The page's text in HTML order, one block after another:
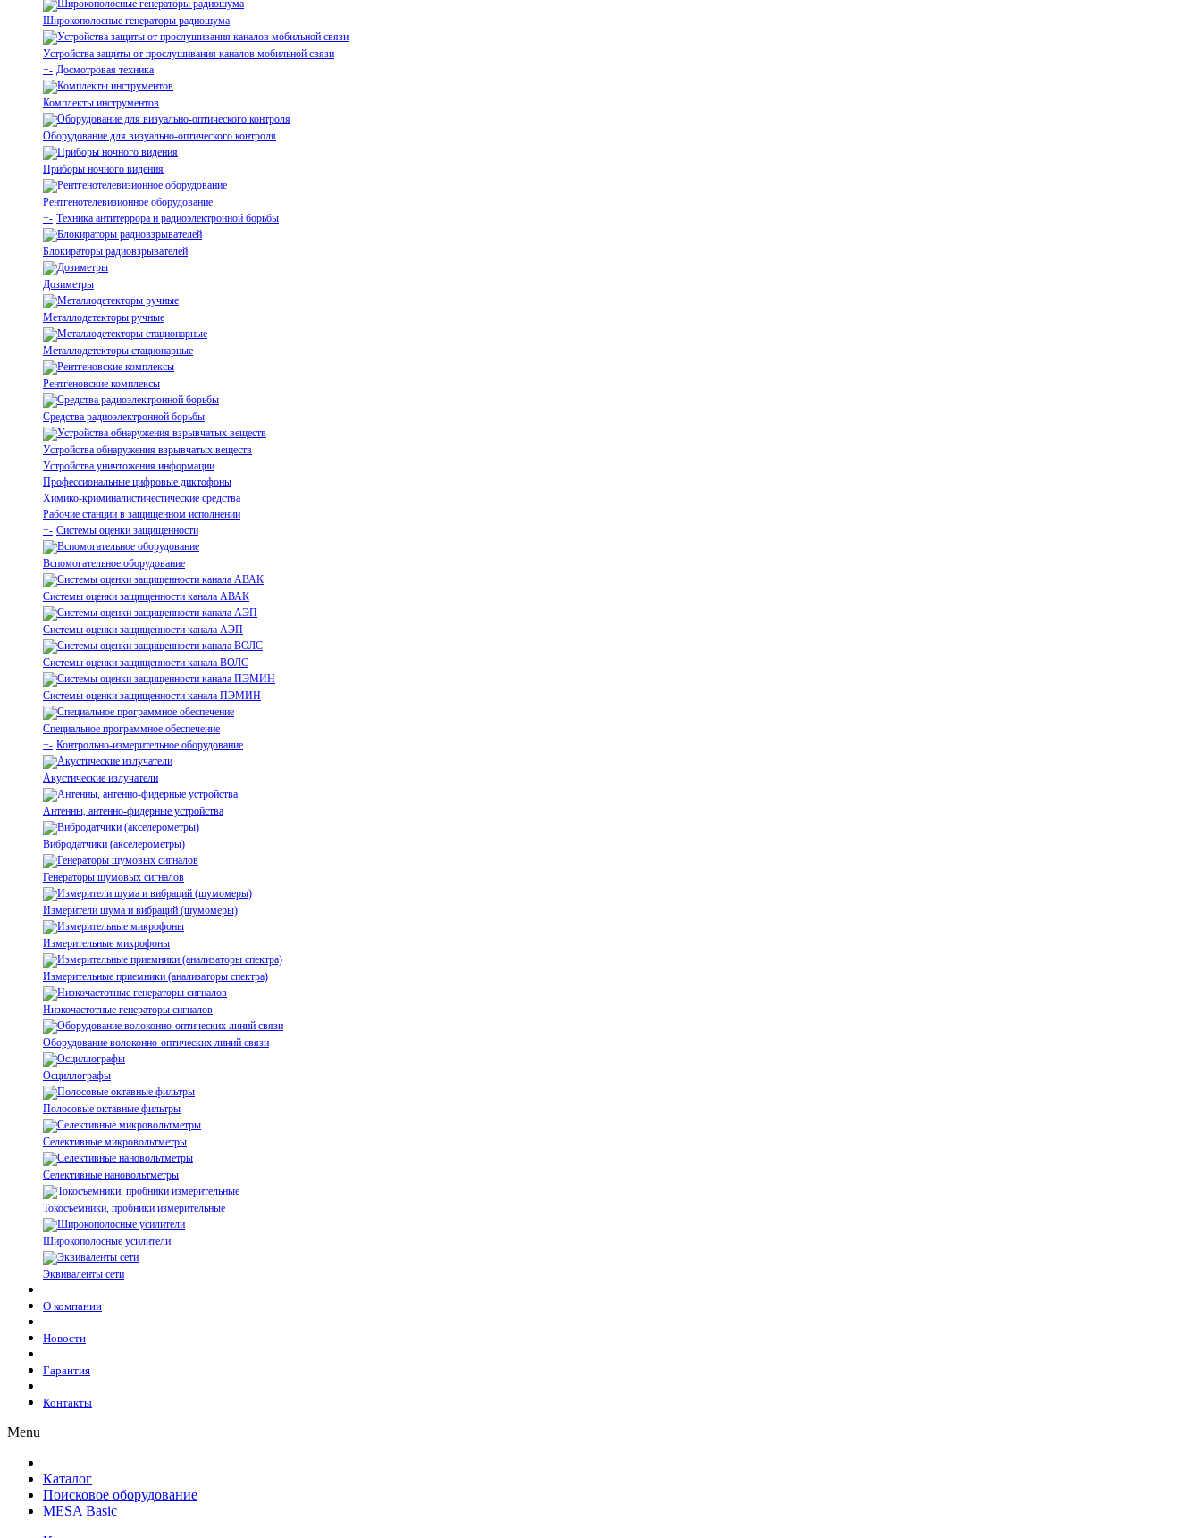
Широкополосные генераторы радиошума
Устройства защиты от прослушивания каналов мобильной связи
+- Досмотровая техника
Комплекты инструментов
Оборудование для визуально-оптического контроля
Приборы ночного видения
Рентгенотелевизионное оборудование
+- Техника антитеррора и радиоэлектронной борьбы
Блокираторы радиовзрывателей
Дозиметры
Металлодетекторы ручные
Металлодетекторы стационарные
Рентгеновские комплексы
Средства радиоэлектронной борьбы
Устройства обнаружения взрывчатых веществ
Устройства уничтожения информации
Профессиональные цифровые диктофоны
Химико-криминалистичестические средства
Рабочие станции в защищенном исполнении
+- Системы оценки защищенности
Вспомогательное оборудование
Системы оценки защищенности канала АВАК
Системы оценки защищенности канала АЭП
Системы оценки защищенности канала ВОЛС
Системы оценки защищенности канала ПЭМИН
Специальное программное обеспечение
+- Контрольно-измерительное оборудование
Акустические излучатели
Антенны, антенно-фидерные устройства
Вибродатчики (акселерометры)
Генераторы шумовых сигналов
Измерители шума и вибраций (шумомеры)
Измерительные микрофоны
Измерительные приемники (анализаторы спектра)
Низкочастотные генераторы сигналов
Оборудование волоконно-оптических линий связи
Осциллографы
Полосовые октавные фильтры
Селективные микровольтметры
Селективные нановольтметры
Токосъемники, пробники измерительные
Широкополосные усилители
Эквиваленты сети
О компании
Новости
Гарантия
Контакты
Menu
Каталог
Поисковое оборудование
MESA Basic